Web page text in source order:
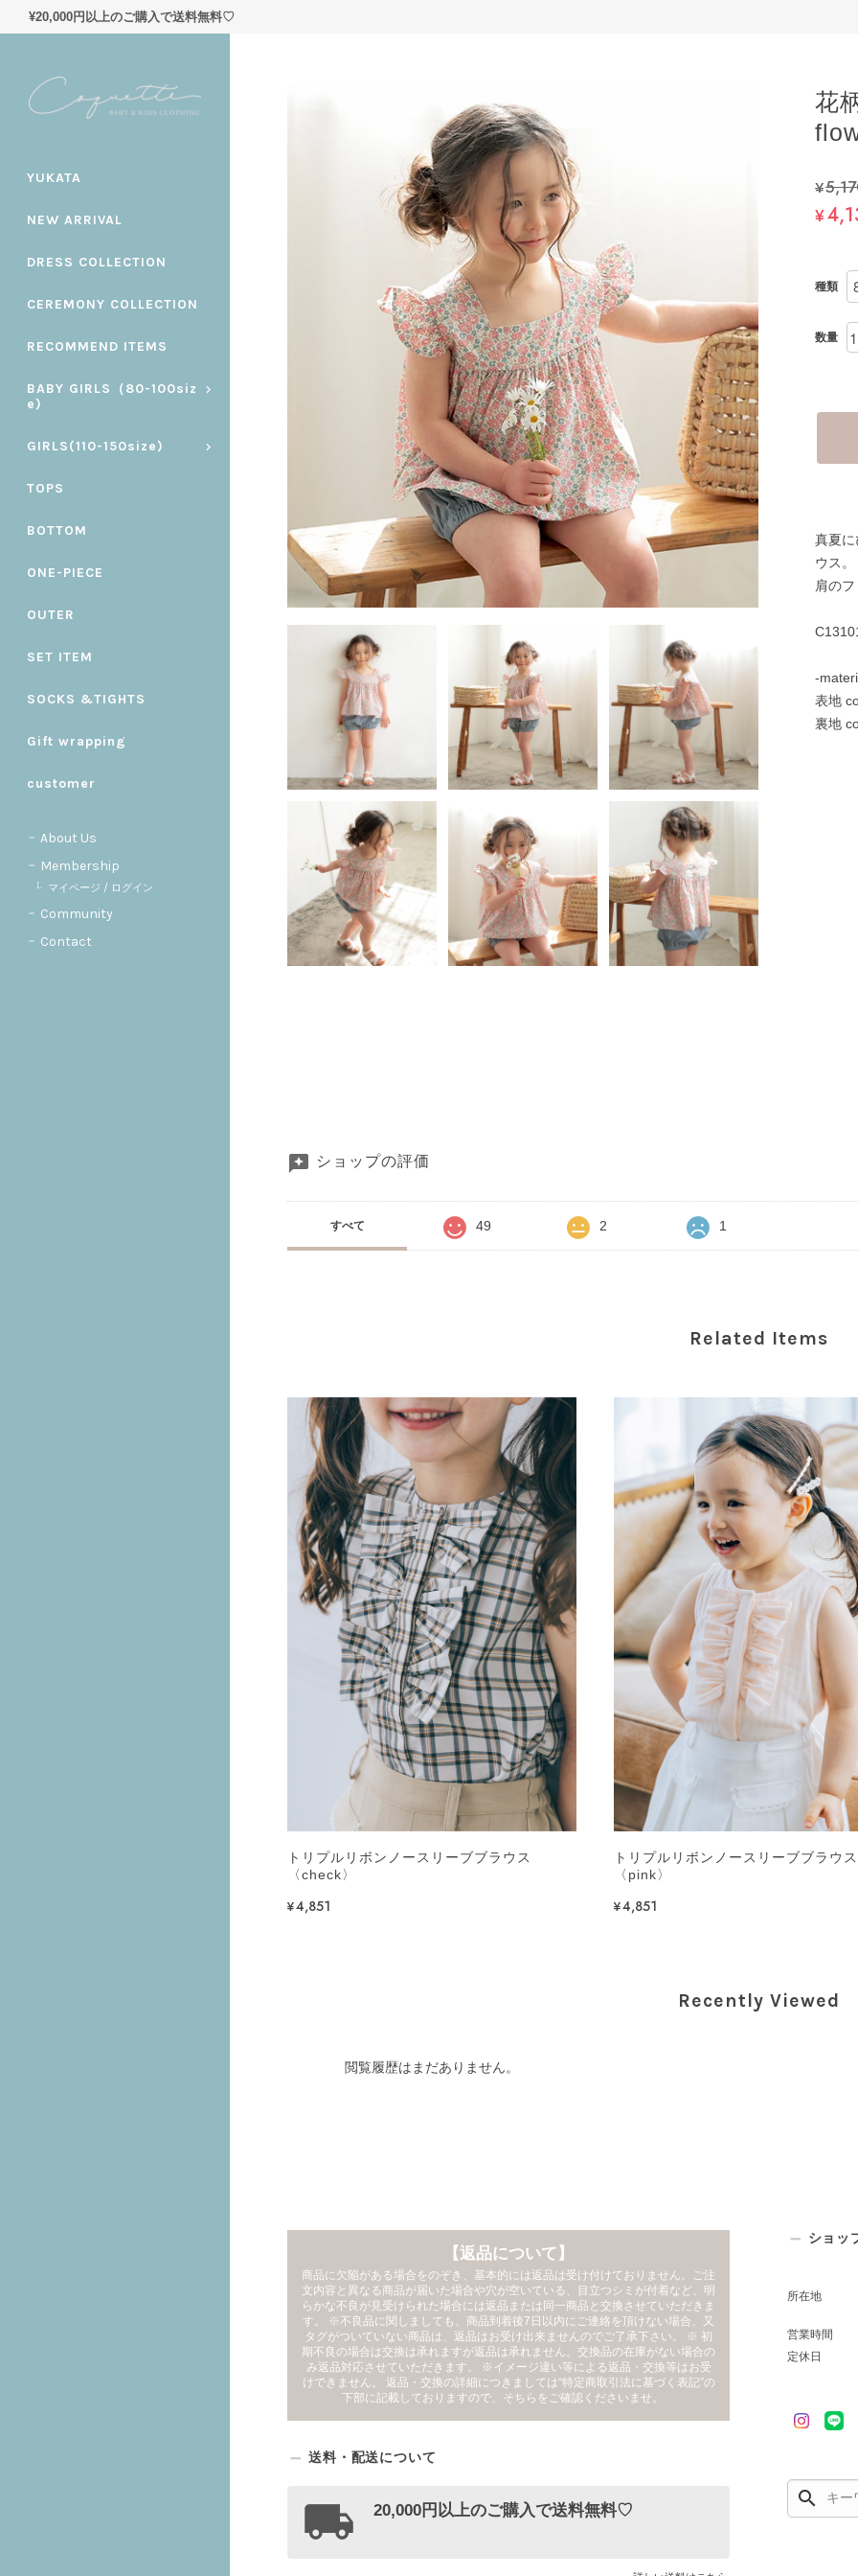
¥20,000円以上のご購入で送料無料♡
YUKATA
NEW ARRIVAL
DRESS COLLECTION
CEREMONY COLLECTION
RECOMMEND ITEMS
BABY GIRLS（80-100siz
e)
GIRLS(110-150size)
TOPS
BOTTOM
ONE-PIECE
OUTER
SET ITEM
SOCKS &TIGHTS
Gift wrapping
customer
About Us
Membership
マイページ / ログイン
Community
Contact
花
¥
種類
数量
真夏
ウス。
肩の
-
表地
裏地
ショップの評価
すべて 49 2 1
Related Items
トリプルリボンノースリーブブラウス
〈check〉
¥4,851
トリプルリボンノースリーブブラウス
〈pink〉
¥4,851
Recently Viewed
閲覧履歴はまだありません。
【返品について】
商品に欠陥がある場合をのぞき、基本的には返品は受け付けておりません。ご注
文内容と異なる商品が届いた場合や穴が空いている、目立つシミが付着など、明
らかな不良が見受けられた場合には返品または同一商品と交換させていただきま
す。 ※不良品に関しましても、商品到着後7日以内にご連絡を頂けない場合、又
タグがついていない商品は、返品はお受け出来ませんのでご了承下さい。 ※ 初
期不良の場合は交換は承れますが返品は承れません。交換品の在庫がない場合の
み返品対応させていただきます。 ※イメージ違い等による返品・交換等はお受
けできません。 返品・交換の詳細につきましては“特定商取引法に基づく表記”の
下部に記載しておりますので、そちらをご確認くださいませ。
送料・配送について
20,000円以上のご購入で送料無料♡
ショッ
所在地
営業時間
定休日
search